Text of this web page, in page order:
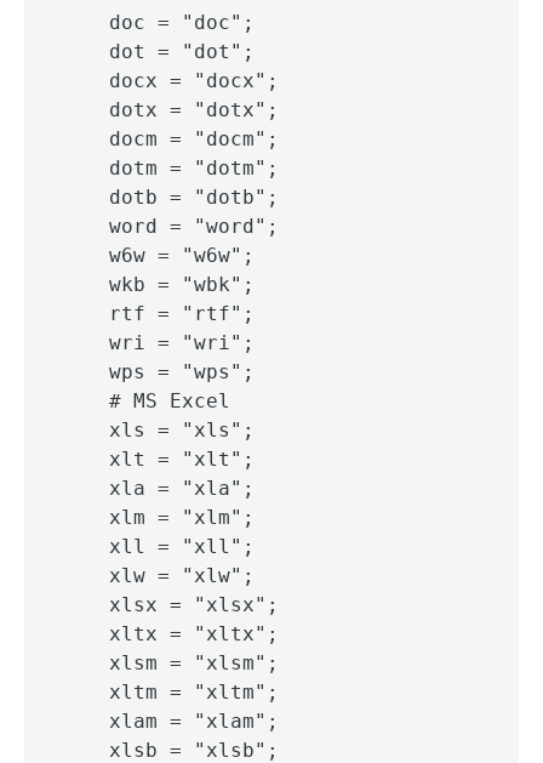
    doc = "doc";
    dot = "dot";
    docx = "docx";
    dotx = "dotx";
    docm = "docm";
    dotm = "dotm";
    dotb = "dotb";
    word = "word";
    w6w = "w6w";
    wkb = "wbk";
    rtf = "rtf";
    wri = "wri";
    wps = "wps";
    # MS Excel
    xls = "xls";
    xlt = "xlt";
    xla = "xla";
    xlm = "xlm";
    xll = "xll";
    xlw = "xlw";
    xlsx = "xlsx";
    xltx = "xltx";
    xlsm = "xlsm";
    xltm = "xltm";
    xlam = "xlam";
    xlsb = "xlsb";